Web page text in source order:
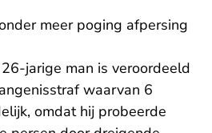
meer poging afpersing
jarige man is veroordeeld
waarvan 6
omdat hij probeerde